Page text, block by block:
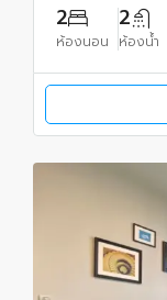
2
ห้องนอน
2
ห้องน้ำ